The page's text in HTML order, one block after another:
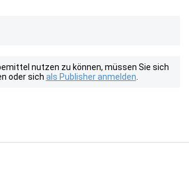
nutzen zu können, müssen Sie sich
oder sich als Publisher anmelden